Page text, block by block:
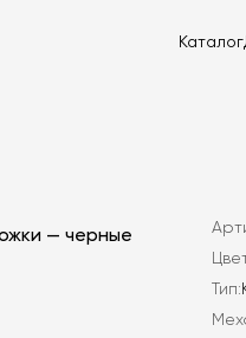
Каталог
— черные
Тип: